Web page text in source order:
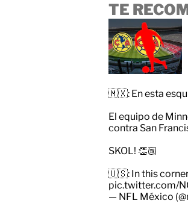
TE
🇲🇽: En esta
El equipo de
contra San
SKOL! 👏🏼
🇺🇸: In this
pic.twitter.com/
— NFL México